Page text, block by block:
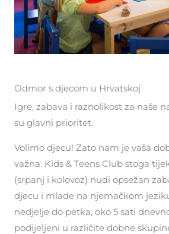
Odmor s djecom u Hrvatskoj
Igre, zabava i raznolikost za naše
su glavni prioritet.
Volimo djecu! Zato nam je vaša
važna. Kids & Teens Club stoga
(srpanj i kolovoz) nudi opsežan
djecu i mlade na njemačkom
nedjelje do petka, oko 5 sati
podijeljeni u različite dobne skupine